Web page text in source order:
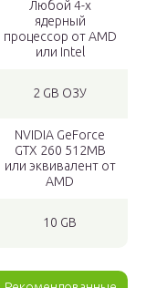
Любой 4-х
ядерный
процессор от AMD
или Intel
2 GB ОЗУ
NVIDIA GeForce
GTX 260 512MB
или эквивалент от
AMD
10 GB